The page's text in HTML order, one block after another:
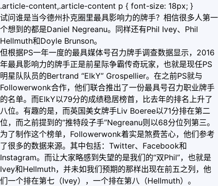
.article-content,.article-content p { font-size: 18px; }
试问谁是当今德州扑克圈里最具影响力的牌手？相信很多人第一
个想到的都是Daniel Negreanu。同样还有Phil Ivey、Phil
Hellmuth和Doyle Brunson。
但根据PS一年一度的最具媒体号召力牌手调查数据显示，2016
年最具影响力的牌手正是前星际争霸传奇玩家，也就是现任PS
明星队队员的Bertrand “ElkY” Grospellier。在之前PS就与
Followerwonk合作，他们联合推出了一份最具号召力职业牌手
的名单。而ElkY以79分的成绩稳居榜首，比去年的排名上升了
八位。有趣的是，而英国美女牌手Liv Boeree以71分排在第二
位，而之前提到的“推特段子手”Negreanu则以68分位列第三。
为了制作这个榜单，Followerwonk着实是煞费苦心，他们参考
了很多的数据来源。其中包括：Twitter、Facebook和
Instagram。而让大家略感到失望的是我们的“双Phil”，也就是
Ivey和Hellmuth，并未如我们预期的那样出现在前五之列，他
们一个排在第七（Ivey），一个排在第八（Hellmuth）。